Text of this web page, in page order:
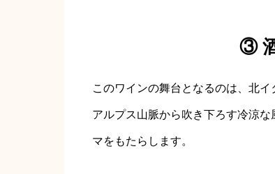
③
このワインの舞台となるのは、北
アルプス山脈から吹き下ろす冷涼
マをもたらします。